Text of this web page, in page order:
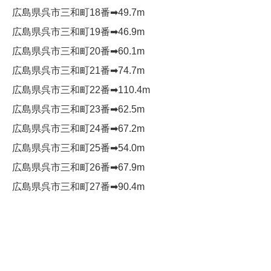
広島県呉市三和町18番➡︎49.7m
広島県呉市三和町19番➡︎46.9m
広島県呉市三和町20番➡︎60.1m
広島県呉市三和町21番➡︎74.7m
広島県呉市三和町22番➡︎110.4m
広島県呉市三和町23番➡︎62.5m
広島県呉市三和町24番➡︎67.2m
広島県呉市三和町25番➡︎54.0m
広島県呉市三和町26番➡︎67.9m
広島県呉市三和町27番➡︎90.4m